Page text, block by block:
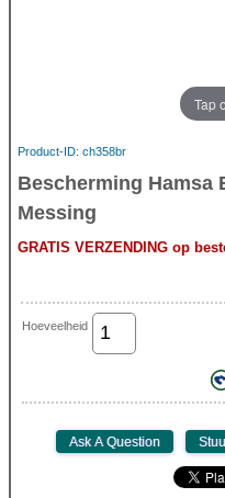
Tap
Product-ID ch358br
Bescherming Hamsa
Messing
GRATIS VERZENDING op
Hoeveelheid